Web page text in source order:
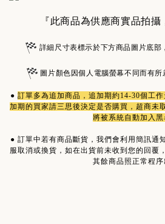
『此商品為供應商實品拍攝
詳細尺寸表標示於下方商品圖片底部
圖片顏色因個人電腦螢幕不同而有
● 訂單多為追加商品 ，追加期約14-30個工
加期的買家請三思後決定是否購買，超商未
將被系統自動加入黑
● 訂單中若有商品斷貨，我們會利用簡訊通
服取消或換貨，如在出貨前未收到您的回覆
其餘商品照正常程序